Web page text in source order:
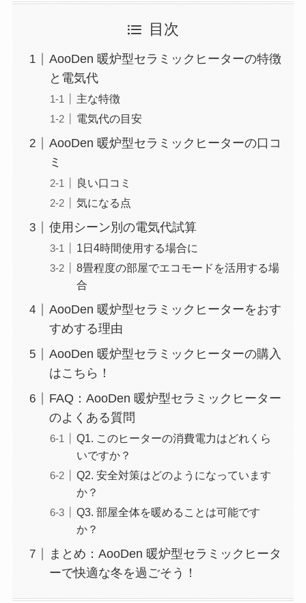
目次
AooDen 暖炉型セラミックヒーターの特徴
と電気代
主な特徴
電気代の目安
AooDen 暖炉型セラミックヒーターの口コ
ミ
良い口コミ
気になる点
使用シーン別の電気代試算
1日4時間使用する場合に
8畳程度の部屋でエコモードを活用する場
合
AooDen 暖炉型セラミックヒーターをおす
すめする理由
AooDen 暖炉型セラミックヒーターの購入
はこちら！
FAQ：AooDen 暖炉型セラミックヒーター
のよくある質問
Q1. このヒーターの消費電力はどれくら
いですか？
Q2. 安全対策はどのようになっています
か？
Q3. 部屋全体を暖めることは可能です
か？
まとめ：AooDen 暖炉型セラミックヒータ
ーで快適な冬を過ごそう！